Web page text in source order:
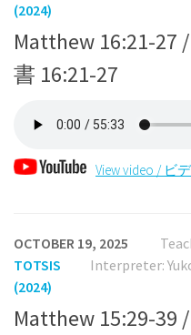
(2024)
Matthew 16:21-
書 16:21-27
View video / ビ
OCTOBER 19, 2025
TOTSIS
Interpreter:
(2024)
Matthew 15:29-